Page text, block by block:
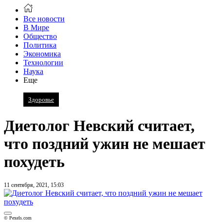
Все новости
В Мире
Общество
Политика
Экономика
Технологии
Наука
Еще
Здоровье
Диетолог Невский считает,
что поздний ужин не мешает
похудеть
11 сентября, 2021, 15:03
© Pexels.com